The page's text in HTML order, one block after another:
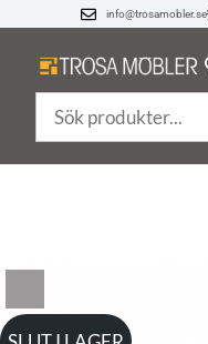
info@trosamobler.se